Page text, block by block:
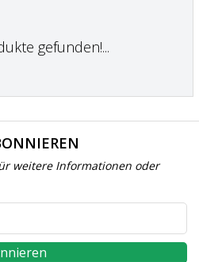
gefunden!...
weitere Informationen oder